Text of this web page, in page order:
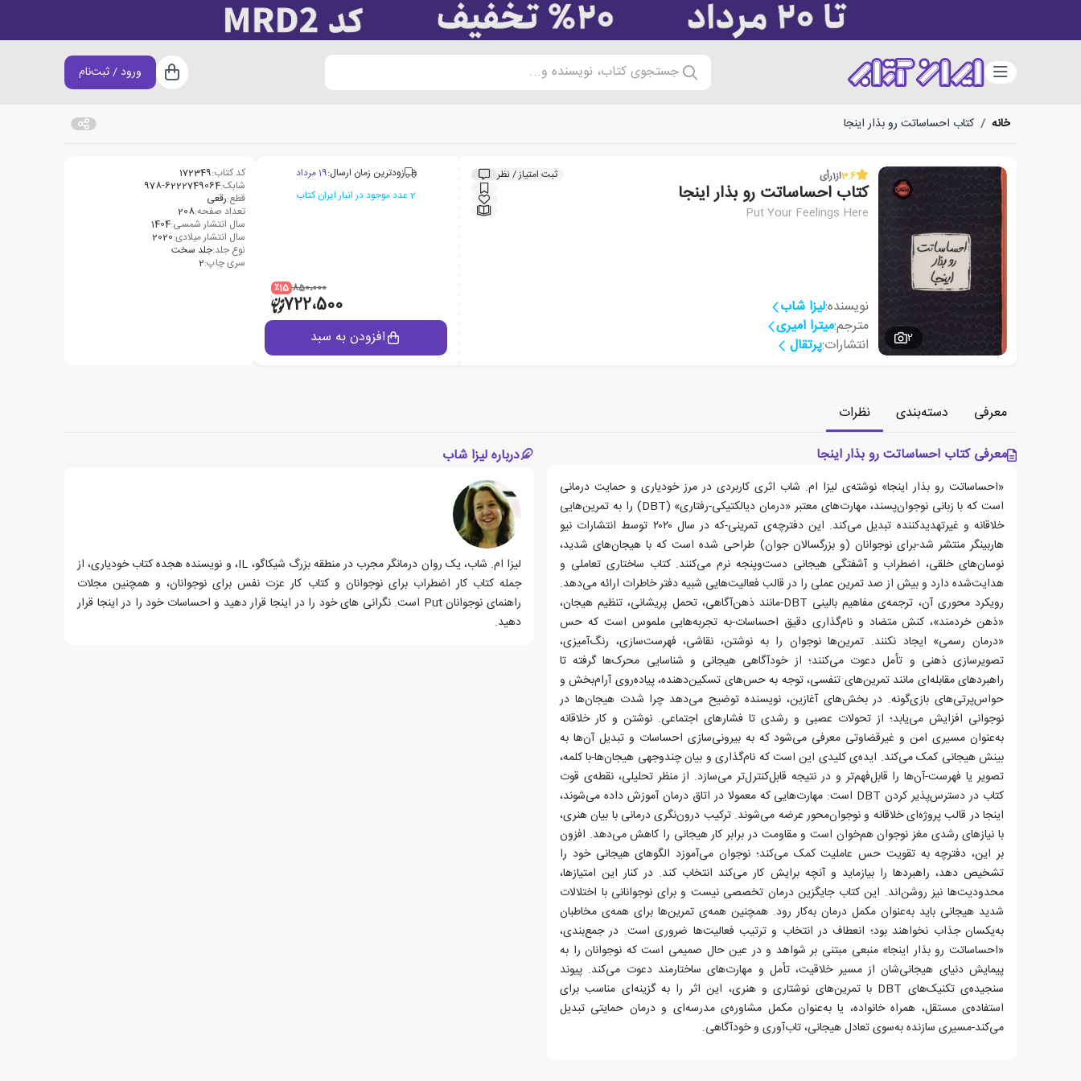
دسته‌بندی جستجوی کتاب، نویسنده و... سبد خرید
ورود / ثبت‌نام
خانه / کتاب احساساتت رو بذار اینجا
2
3.6از1رأی ثبت امتیاز / نظر
کتاب احساساتت رو بذار اینجا
Put Your Feelings Here
نویسنده:لیزا شاب
مترجم:میترا امیری
انتشارات:پرتقال
زودترین زمان ارسال:19 مرداد
2 عدد موجود در انبار ایران کتاب
850،000 ٪15
722،500
افزودن به سبد
کد کتاب:172349
شابک:978-6222749064
قطع:رقعی
تعداد صفحه:208
سال انتشار شمسی:1404
سال انتشار میلادی:2020
نوع جلد:جلد سخت
سری چاپ:2
معرفی دسته‌بندی
نظرات
معرفی کتاب احساساتت رو بذار اینجا
«احساساتت رو بذار اینجا» نوشته‌ی لیزا ام. شاب اثری کاربردی در مرز خودیاری و حمایت درمانی
است که با زبانی نوجوان‌پسند، مهارت‌های معتبر «درمان دیالکتیکی-رفتاری» (DBT) را به تمرین‌هایی
خلاقانه و غیرتهدیدکننده تبدیل می‌کند. این دفترچه‌ی تمرینی-که در سال ۲۰۲۰ توسط انتشارات نیو
هاربینگر منتشر شد-برای نوجوانان (و بزرگسالان جوان) طراحی شده است که با هیجان‌های شدید،
نوسان‌های خلقی، اضطراب و آشفتگی هیجانی دست‌وپنجه نرم می‌کنند. کتاب ساختاری تعاملی و
هدایت‌شده دارد و بیش از صد تمرین عملی را در قالب فعالیت‌هایی شبیه دفتر خاطرات ارائه می‌دهد.
رویکرد محوری آن، ترجمه‌ی مفاهیم بالینی DBT-مانند ذهن‌آگاهی، تحمل پریشانی، تنظیم هیجان،
«ذهن خردمند»، کنش متضاد و نام‌گذاری دقیق احساسات-به تجربه‌هایی ملموس است که حس
«درمان رسمی» ایجاد نکنند. تمرین‌ها نوجوان را به نوشتن، نقاشی، فهرست‌سازی، رنگ‌آمیزی،
تصویرسازی ذهنی و تأمل دعوت می‌کنند؛ از خودآگاهی هیجانی و شناسایی محرک‌ها گرفته تا
راهبردهای مقابله‌ای مانند تمرین‌های تنفسی، توجه به حس‌های تسکین‌دهنده، پیاده‌روی آرام‌بخش و
حواس‌پرتی‌های بازی‌گونه. در بخش‌های آغازین، نویسنده توضیح می‌دهد چرا شدت هیجان‌ها در
نوجوانی افزایش می‌یابد؛ از تحولات عصبی و رشدی تا فشارهای اجتماعی. نوشتن و کار خلاقانه
به‌عنوان مسیری امن و غیرقضاوتی معرفی می‌شود که به بیرونی‌سازی احساسات و تبدیل آن‌ها به
بینش هیجانی کمک می‌کند. ایده‌ی کلیدی این است که نام‌گذاری و بیان چندوجهی هیجان‌ها-با کلمه،
تصویر یا فهرست-آن‌ها را قابل‌فهم‌تر و در نتیجه قابل‌کنترل‌تر می‌سازد. از منظر تحلیلی، نقطه‌ی قوت
کتاب در دسترس‌پذیر کردن DBT است: مهارت‌هایی که معمولا در اتاق درمان آموزش داده می‌شوند،
اینجا در قالب پروژه‌ای خلاقانه و نوجوان‌محور عرضه می‌شوند. ترکیب درون‌نگری درمانی با بیان هنری،
با نیازهای رشدی مغز نوجوان هم‌خوان است و مقاومت در برابر کار هیجانی را کاهش می‌دهد. افزون
بر این، دفترچه به تقویت حس عاملیت کمک می‌کند؛ نوجوان می‌آموزد الگوهای هیجانی خود را
تشخیص دهد، راهبردها را بیازماید و آنچه برایش کار می‌کند انتخاب کند. در کنار این امتیازها،
محدودیت‌ها نیز روشن‌اند. این کتاب جایگزین درمان تخصصی نیست و برای نوجوانانی با اختلالات
شدید هیجانی باید به‌عنوان مکمل درمان به‌کار رود. همچنین همه‌ی تمرین‌ها برای همه‌ی مخاطبان
به‌یکسان جذاب نخواهند بود؛ انعطاف در انتخاب و ترتیب فعالیت‌ها ضروری است. در جمع‌بندی،
«احساساتت رو بذار اینجا» منبعی مبتنی بر شواهد و در عین حال صمیمی است که نوجوانان را به
پیمایش دنیای هیجانی‌شان از مسیر خلاقیت، تأمل و مهارت‌های ساختارمند دعوت می‌کند. پیوند
سنجیده‌ی تکنیک‌های DBT با تمرین‌های نوشتاری و هنری، این اثر را به گزینه‌ای مناسب برای
استفاده‌ی مستقل، همراه خانواده، یا به‌عنوان مکمل مشاوره‌ی مدرسه‌ای و درمان حمایتی تبدیل
می‌کند-مسیری سازنده به‌سوی تعادل هیجانی، تاب‌آوری و خودآگاهی.
درباره لیزا شاب
لیزا ام. شاب، یک روان درمانگر مجرب در منطقه بزرگ شیکاگو، IL، و نویسنده هجده کتاب خودیاری، از
جمله کتاب کار اضطراب برای نوجوانان و کتاب کار عزت نفس برای نوجوانان، و همچنین مجلات
راهنمای نوجوانان Put است. نگرانی های خود را در اینجا قرار دهید و احساسات خود را در اینجا قرار
دهید.